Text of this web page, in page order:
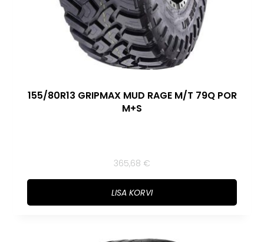
155/80R13 GRIPMAX MUD RAGE M/T 79Q POR
M+S
365,68 €
LISA KORVI